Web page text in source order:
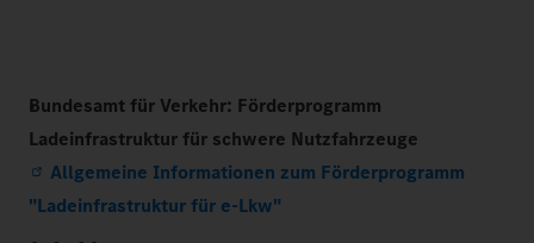
Bundesamt für Verkehr: Förderprogramm
Ladeinfrastruktur für schwere Nutzfahrzeuge
Allgemeine Informationen zum Förderprogramm
"Ladeinfrastruktur für e-Lkw"